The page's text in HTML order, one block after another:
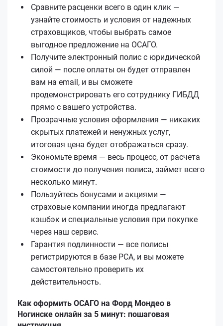
Сравните расценки всего в один клик —
узнайте стоимость и условия от надежных
страховщиков, чтобы выбрать самое
выгодное предложение на ОСАГО.
Получите электронный полис с юридической
силой — после оплаты он будет отправлен
вам на email, и вы сможете
продемонстрировать его сотруднику ГИБДД
прямо с вашего устройства.
Прозрачные условия оформления — никаких
скрытых платежей и ненужных услуг,
итоговая цена будет отображаться сразу.
Экономьте время — весь процесс, от расчета
стоимости до получения полиса, займет всего
несколько минут.
Пользуйтесь бонусами и акциями —
страховые компании иногда предлагают
кэшбэк и специальные условия при покупке
через наш сервис.
Гарантия подлинности — все полисы
регистрируются в базе РСА, и вы можете
самостоятельно проверить их
действительность.
Как оформить ОСАГО на Форд Мондео в
Ногинске онлайн за 5 минут: пошаговая